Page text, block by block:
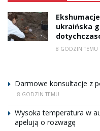
ukraińska
8 GODZIN TEMU
Darmowe konsultacje z
8 GODZIN TEMU
Wysoka temperatura w
apelują o rozwagę